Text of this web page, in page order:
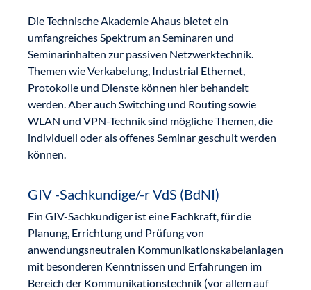
Die Technische Akademie Ahaus bietet ein
umfangreiches Spektrum an Seminaren und
Seminarinhalten zur passiven Netzwerktechnik.
Themen wie Verkabelung, Industrial Ethernet,
Protokolle und Dienste können hier behandelt
werden. Aber auch Switching und Routing sowie
WLAN und VPN-Technik sind mögliche Themen, die
individuell oder als offenes Seminar geschult werden
können.
GIV -Sachkundige/-r VdS (BdNI)
Ein GIV-Sachkundiger ist eine Fachkraft, für die
Planung, Errichtung und Prüfung von
anwendungsneutralen Kommunikationskabelanlagen
mit besonderen Kenntnissen und Erfahrungen im
Bereich der Kommunikationstechnik (vor allem auf